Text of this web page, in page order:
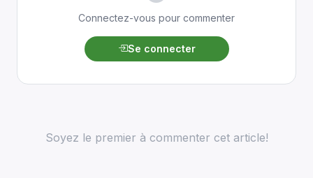
Connectez-vous pour commenter
Se connecter
Soyez le premier à commenter cet article!